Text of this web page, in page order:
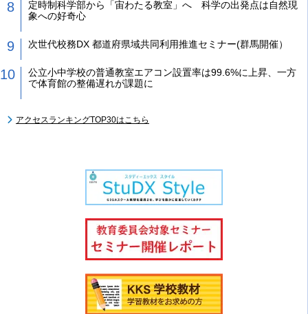
定時制科学部から「宙わたる教室」へ 科学の出発点は自然現
象への好奇心
次世代校務DX 都道府県域共同利用推進セミナー(群馬開催）
公立小中学校の普通教室エアコン設置率は99.6%に上昇、一方
で体育館の整備遅れが課題に
アクセスランキングTOP30はこちら